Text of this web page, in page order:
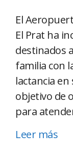
El
El Prat ha
destinados
familia con
lactancia
objetivo de
para
Leer más